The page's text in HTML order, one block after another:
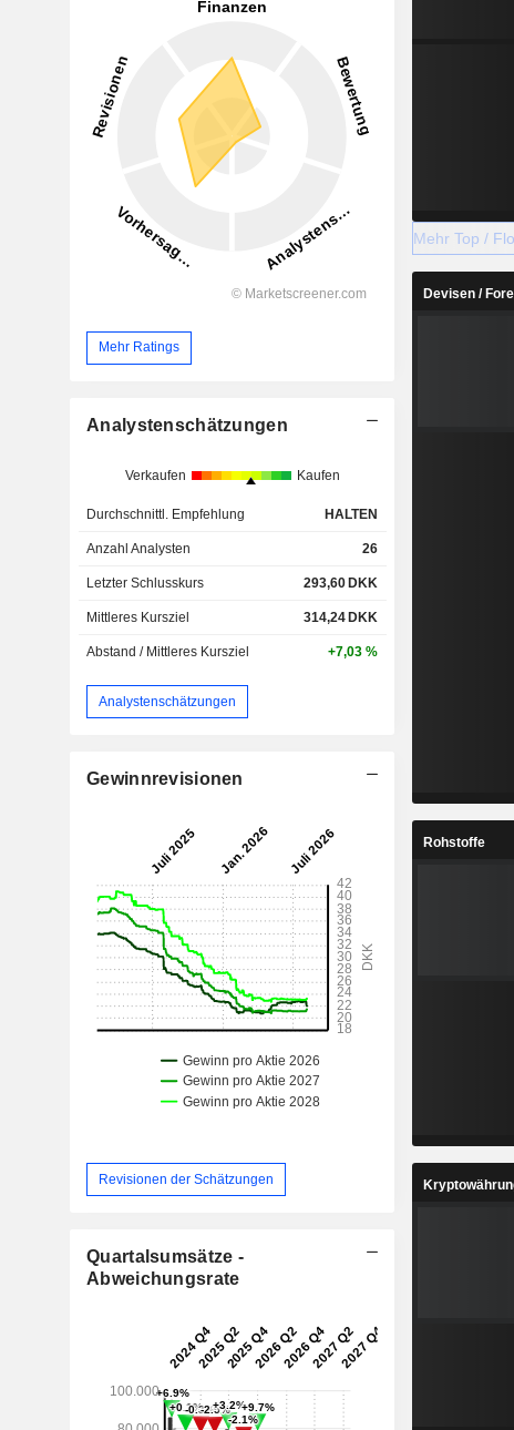
Mehr Ratings
Analystenschätzungen
Verkaufen Kaufen
Durchschnittl. Empfehlung HALTEN
Anzahl Analysten 26
Letzter Schlusskurs 293,60 DKK
Mittleres Kursziel 314,24 DKK
Abstand / Mittleres Kursziel +7,03 %
Analystenschätzungen
Gewinnrevisionen
Revisionen der Schätzungen
Quartalsumsätze -
Abweichungsrate
Mehr Top /
Devisen /
Rohstoffe